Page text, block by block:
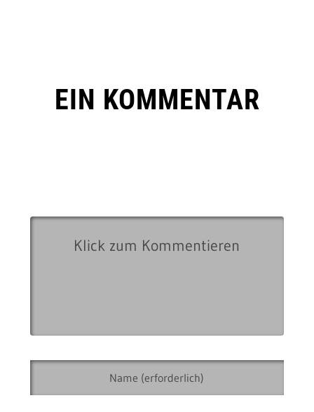
EIN KOMMENTAR